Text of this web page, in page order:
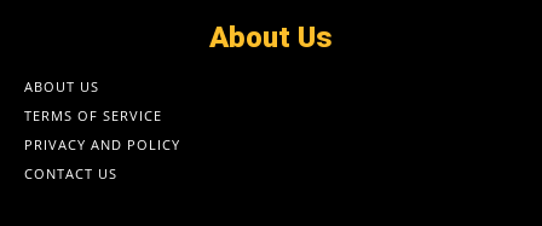
About Us
ABOUT US
TERMS OF SERVICE
PRIVACY AND POLICY
CONTACT US